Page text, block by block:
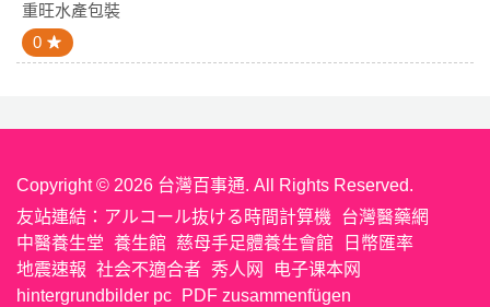
重旺水產包裝
0
Copyright © 2026 台灣百事通. All Rights Reserved.
友站連結： アルコール抜ける時間計算機
台灣醫藥網
中醫養生堂 養生館 慈母手足體養生會館
日幣匯率
地震速報 社会不適合者 秀人网
电子课本网
hintergrundbilder pc
PDF zusammenfügen